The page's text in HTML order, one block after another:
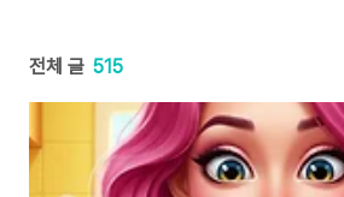
전체 글 515